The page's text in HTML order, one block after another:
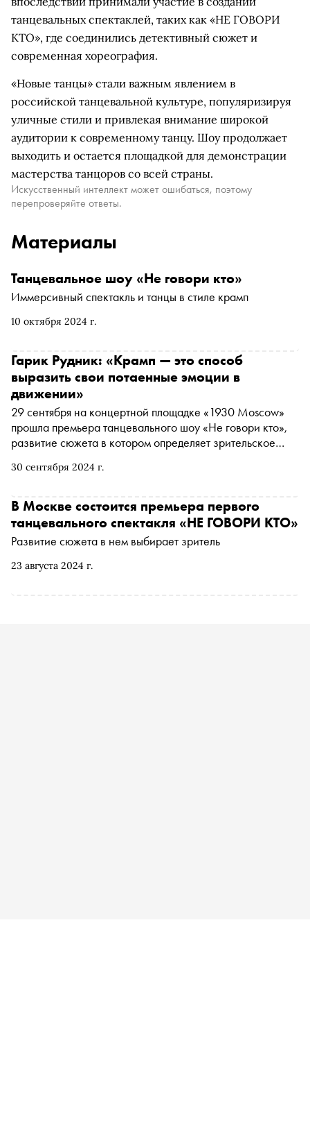
танцевальных спектаклей, таких как «НЕ ГОВОРИ
КТО», где соединились детективный сюжет и
современная хореография.
«Новые танцы» стали важным явлением в
российской танцевальной культуре, популяризируя
уличные стили и привлекая внимание широкой
аудитории к современному танцу. Шоу продолжает
выходить и остается площадкой для демонстрации
мастерства танцоров со всей страны.
Искусственный интеллект может ошибаться, поэтому
перепроверяйте ответы.
Материалы
10 октября 2024 г.
Танцевальное шоу «Не говори кто»
Иммерсивный спектакль и танцы в стиле крамп
30 сентября 2024 г.
Гарик Рудник: «Крамп — это способ
выразить свои потаенные эмоции в
движении»
29 сентября на концертной площадке «1930 Moscow»
прошла премьера танцевального шоу «Не говори кто»,
развитие сюжета в котором определяет зрительское
«Снобу» о работе с танцевальной командой Whipheadz,
спектакля
23 августа 2024 г.
В Москве состоится премьера первого
танцевального спектакля «НЕ ГОВОРИ КТО»
Развитие сюжета в нем выбирает зритель